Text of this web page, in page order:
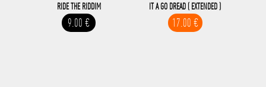
RIDE THE RIDDIM
9.00 €
IT A GO DREAD ( EXTENDED )
17.00 €